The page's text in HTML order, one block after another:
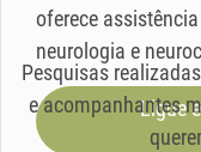
oferece
neurologia e
Ligue
Pesquisas
e acompanhantes